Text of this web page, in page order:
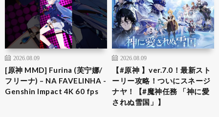
2026.08.09
[原神 MMD] Furina (芙宁娜/
フリーナ) – NA FAVELINHA -
Genshin Impact 4K 60 fps
2026.08.09
【#原神 】ver.7.0！最新スト
ーリー攻略！ついにスネージ
ナヤ！【#魔神任務 「神に愛
されぬ雪国」】